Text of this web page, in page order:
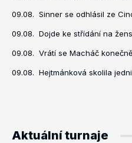
09.08. Sinner se odhlásil ze
09.08. Dojde ke střídání na
09.08. Vrátí se Macháč
09.08. Hejtmánková skolila
Aktuální turnaje